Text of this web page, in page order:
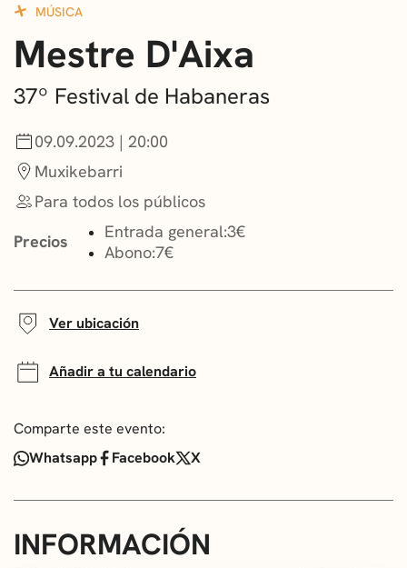
NOTICIAS
GETXO KULTURA
ASOCIACIONES CULTURALES
MÚSICA
Mestre D'Aixa
37º Festival de Habaneras
09.09.2023 | 20:00
Muxikebarri
Para todos los públicos
Precios
Entrada general:3€
Abono:7€
Ver ubicación
Añadir a tu calendario
Comparte este evento:
Whatsapp
Facebook X
INFORMACIÓN